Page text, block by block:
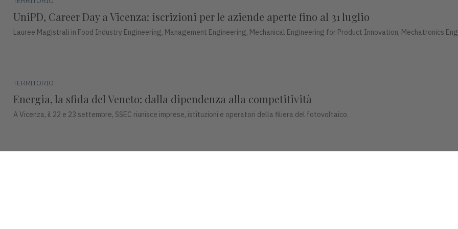
UniPD, Career Day a Vicenza: iscrizioni per le aziende aperte fino al 31 luglio
Lauree Magistrali in Food Industry Engineering, Management Engineering, Mechanical Engineering for Product Innovation, Mechatronics
TERRITORIO
Energia, la sfida del Veneto: dalla dipendenza alla competitività
A Vicenza, il 22 e 23 settembre, SSEC riunisce imprese, istituzioni e operatori della filiera del fotovoltaico.